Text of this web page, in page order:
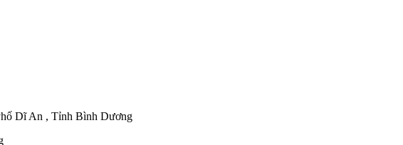
Dĩ An , Tỉnh Bình Dương